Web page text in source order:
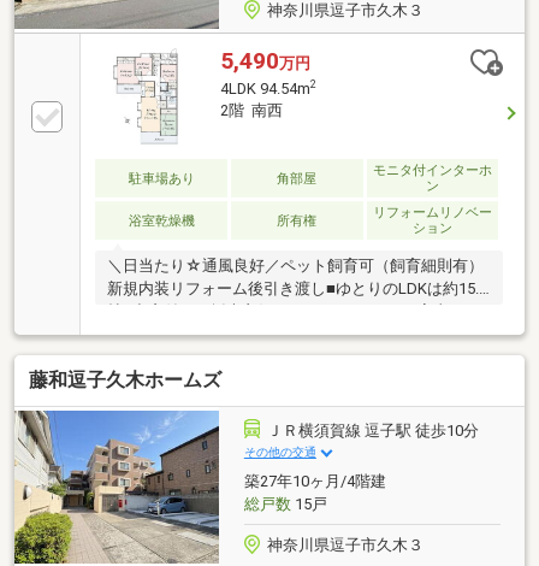
神奈川県逗子市久木３
5,490万円
4LDK 94.54m2
2階 南西
駐車場あり 角部屋
モニタ付インターホ
ン
浴室乾燥機 所有権
リフォームリノベー
ション
＼日当たり☆通風良好／ペット飼育可（飼育細則有）
新規内装リフォーム後引き渡し■ゆとりのLDKは約15.6
ポートする食洗機付き■くつろぎの和室付き■2面バル
コニー■適材適所の収納が便利【2026年4月末リフォー
ム完了予定】・キッチン・浴室・クロス・建具、等
【東戸塚駅徒歩3分】お待ちしております♪☆「スーモ
を見て」とお電話下さい！お問い合わせは⇒0120-880-
258【通話料無料】
藤和逗子久木ホームズ
ＪＲ横須賀線 逗子駅 徒歩10分
その他の交通
築27年10ヶ月/4階建
総戸数15戸
神奈川県逗子市久木３